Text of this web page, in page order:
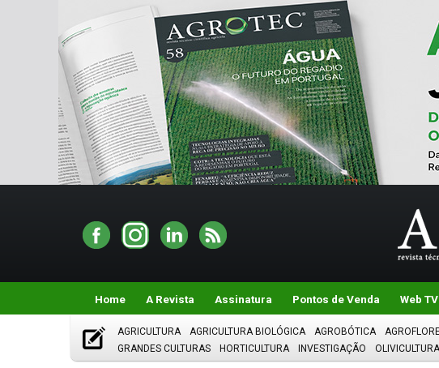
Home A Revista Assinatura Pontos de Venda Web TV
AGRICULTURA AGRICULTURA BIOLÓGICA AGROBÓTICA
GRANDES CULTURAS
HORTICULTURA INVESTIGAÇÃO OLIVICULTURA